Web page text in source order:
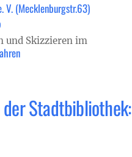
V. (Mecklenburgstr.63)
und Skizzieren im
Stadtbibliothek: